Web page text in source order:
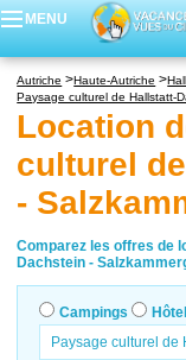
MENU
Autriche Haute-Autriche
Paysage culturel de Hallstatt-
Location
culturel
-
Comparez les offres de
Dachstein -
Campings